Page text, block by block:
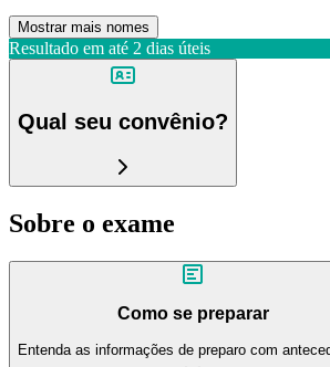
Mostrar mais nomes
Resultado em até 2 dias úteis
Qual seu convênio?
Sobre o exame
Como se preparar
Entenda as informações de preparo com